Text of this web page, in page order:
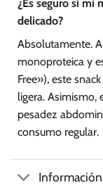
¿Es seguro si mi
delicado?
Absolutamente.
monoproteica y
Free»), este
ligera. Asimismo,
pesadez
consumo regular.